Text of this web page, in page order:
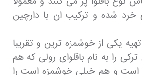
خرد شده و ترکیب ان با دارچین
یکی از خوشمزه ترین و تقریبا
ترکی را به نام باقلوای رولی که هم
است و هم خیلی خوشمزه است را